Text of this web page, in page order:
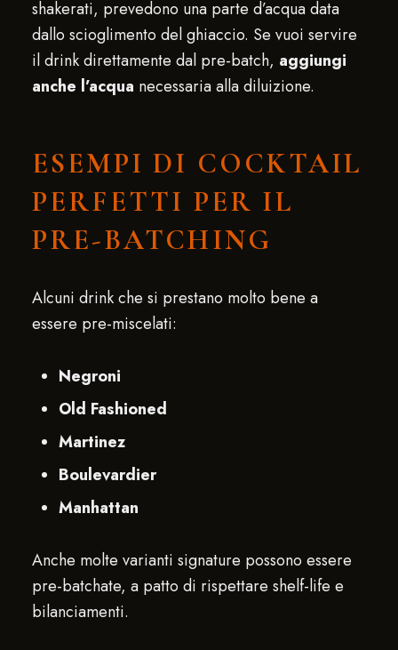
shakerati, prevedono una parte d’acqua data
dallo scioglimento del ghiaccio. Se vuoi servire
il drink direttamente dal pre-batch, aggiungi
anche l’acqua necessaria alla diluizione.
ESEMPI DI COCKTAIL
PERFETTI PER IL
PRE-BATCHING
Alcuni drink che si prestano molto bene a
essere pre-miscelati:
Negroni
Old Fashioned
Martinez
Boulevardier
Manhattan
Anche molte varianti signature possono essere
pre-batchate, a patto di rispettare shelf-life e
bilanciamenti.